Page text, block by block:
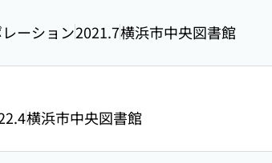
ーション2021.7横浜市中央図書館
横浜市中央図書館